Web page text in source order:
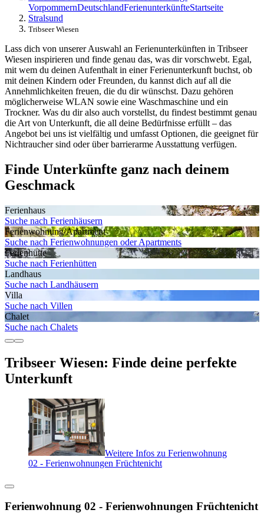
VorpommernDeutschlandFerienunterkünfteStartseite
Stralsund
Tribseer Wiesen
Lass dich von unserer Auswahl an Ferienunterkünften in Tribseer
Wiesen inspirieren und finde genau das, was dir vorschwebt. Egal,
mit wem du deinen Aufenthalt in einer Ferienunterkunft buchst, ob
mit deinen Kindern oder Freunden, du kannst dich auf all die
Annehmlichkeiten freuen, die du dir wünschst. Dazu gehören
möglicherweise WLAN sowie eine Waschmaschine und ein
Trockner. Was du dir also auch vorstellst, du findest bestimmt genau
die Art von Unterkunft, die all deine Bedürfnisse erfüllt – das
Angebot bei uns ist vielfältig und umfasst Optionen, die geeignet für
Nichtraucher sind oder über barrierarme Ausstattung verfügen.
Finde Unterkünfte ganz nach deinem
Geschmack
Ferienhaus
Suche nach Ferienhäusern
Ferienwohnung/Apartment
Suche nach Ferienwohnungen oder Apartments
Ferienhütte
Suche nach Ferienhütten
Landhaus
Suche nach Landhäusern
Villa
Suche nach Villen
Chalet
Suche nach Chalets
Tribseer Wiesen: Finde deine perfekte
Unterkunft
Weitere Infos zu Ferienwohnung
02 - Ferienwohnungen Früchtenicht
Ferienwohnung 02 - Ferienwohnungen Früchtenicht